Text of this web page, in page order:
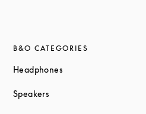
B&O CATEGORIES
Headphones
Speakers